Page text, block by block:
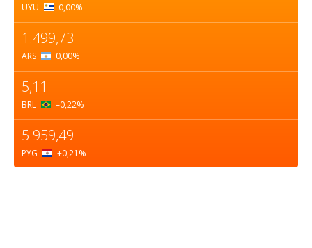
UYU 0,00%
1.499,73
ARS 0,00%
5,11
BRL –0,22%
5.959,49
PYG +0,21 %